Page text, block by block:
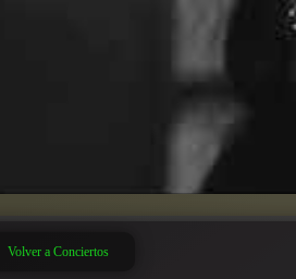
Volver a Conciertos